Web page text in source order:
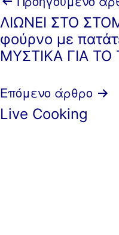
άρθρων
ΛΙΩΝΕΙ ΣΤΟ
φούρνο με
ΜΥΣΤΙΚΑ ΓΙΑ ΤΟ
Επόμενο άρθρο
Live Cooking